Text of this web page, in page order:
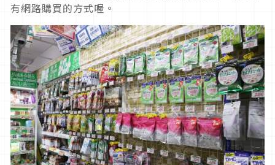
有網路購買的方式喔。